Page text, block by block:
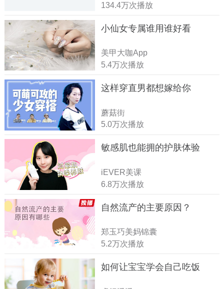
134.4万次播放
小仙女专属谁用谁好看
美甲大咖App
5.4万次播放
这样穿直男都想嫁给你
蘑菇街
5.0万次播放
敏感肌也能拥的护肤体验
iEVER美课
6.8万次播放
自然流产的主要原因？
郑玉巧美妈锦囊
5.2万次播放
如何让宝宝学会自己吃饭